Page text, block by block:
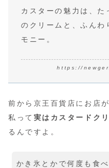
カスターの魅力は、た
のクリームと、ふんわ
モニー。
https://
前から京王百貨店にお店
私って 実はカスタードク
るんですよ。
かき氷とかで何度も食